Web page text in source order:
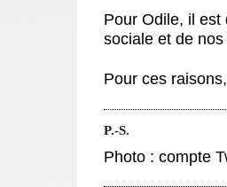
Pour Odile, il
sociale et de
Pour ces
P.-S.
Photo : compte